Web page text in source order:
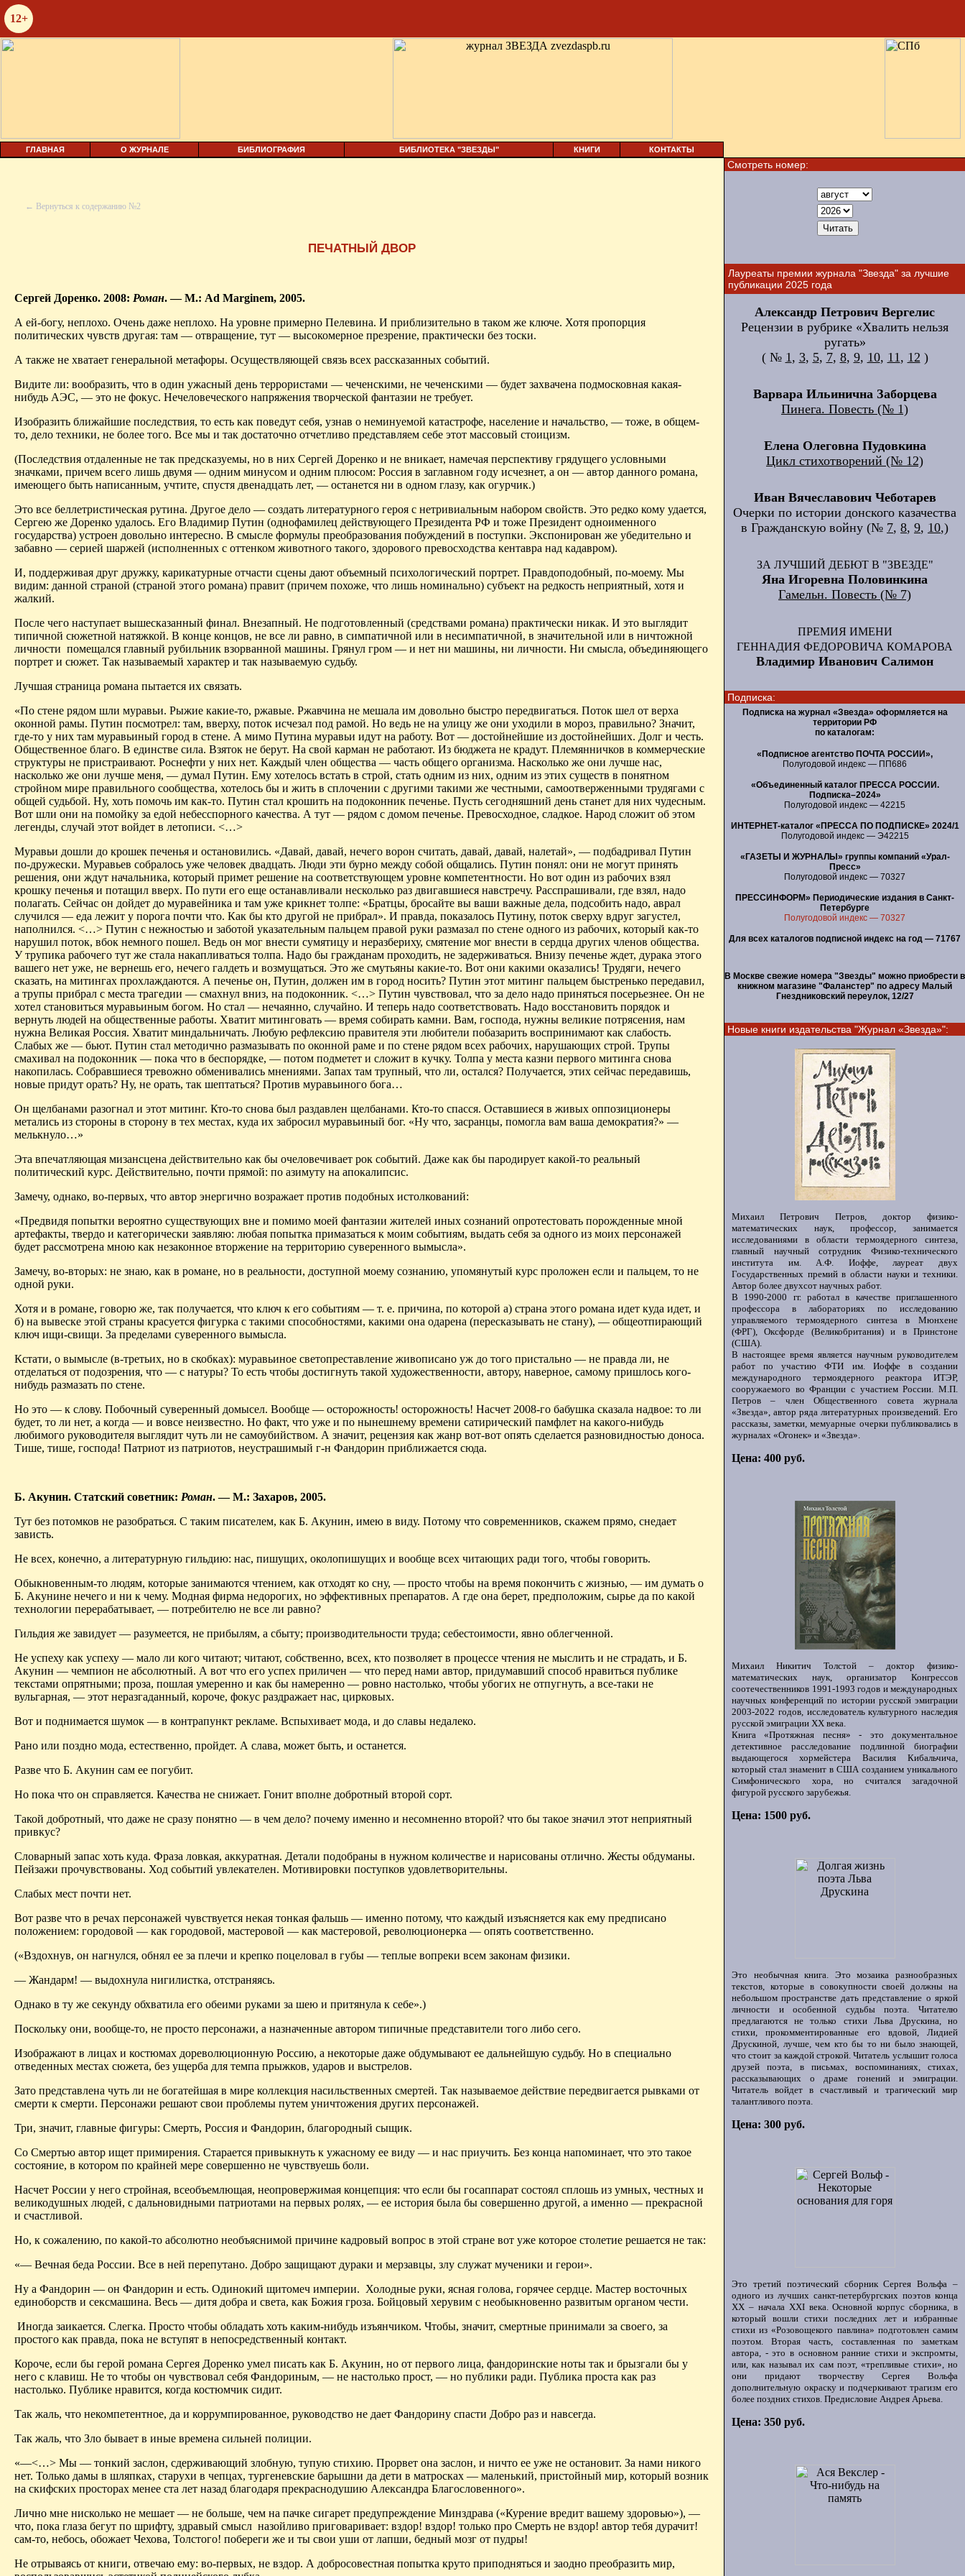
12+
ГЛАВНАЯ О ЖУРНАЛЕ БИБЛИОГРАФИЯ БИБЛИОТЕКА "ЗВЕЗДЫ" КНИГИ КОНТАКТЫ
← Вернуться к содержанию №2
ПЕЧАТНЫЙ ДВОР
Сергей Доренко. 2008: Роман. — М.: Ad Marginem, 2005.
А ей-богу, неплохо. Очень даже неплохо. На уровне примерно Пелевина. И приблизительно в таком же ключе. Хотя пропорция
политических чувств другая: там — отвращение, тут — высокомерное презрение, практически без тоски.
А также не хватает генеральной метафоры. Осуществляющей связь всех рассказанных событий.
Видите ли: вообразить, что в один ужасный день террористами — чечен­скими, не чеченскими — будет захвачена подмосковная какая-
нибудь АЭС, — это не фокус. Нечеловеческого напряжения творческой фантазии не требует.
Изобразить ближайшие последствия, то есть как поведут себя, узнав о неминуемой катастрофе, население и начальство, — тоже, в общем-
то, дело техники, не более того. Все мы и так достаточно отчетливо представляем себе этот массовый стоицизм.
(Последствия отдаленные не так предсказуемы, но в них Сергей Доренко и не вникает, намечая перспективу грядущего условными
значками, причем всего лишь двумя — одним минусом и одним плюсом: Россия в заглавном году исчезнет, а он — автор данного романа,
имеющего быть написанным, учтите, спустя двенадцать лет, — останется ни в одном глазу, как огурчик.)
Это все беллетристическая рутина. Другое дело — создать литературного героя с нетривиальным набором свойств. Это редко кому удается,
Сергею же Доренко удалось. Его Владимир Путин (однофамилец действующего Президента РФ и тоже Президент одноименного
государства) устроен довольно интересно. В смысле формулы преобразования побуждений в поступки. Экспонирован же убедительно и
забавно — серией шаржей (исполненных с оттенком животного такого, здорового превосходства кентавра над кадавром).
И, поддерживая друг дружку, карикатурные отчасти сцены дают объемный психологический портрет. Правдоподобный, по-моему. Мы
видим: данной страной (страной этого романа) правит (причем похоже, что лишь номинально) субъект на редкость неприятный, хотя и
жалкий.
После чего наступает вышесказанный финал. Внезапный. Не подготовленный (средствами романа) практически никак. И это выглядит
типичной сюжетной натяжкой. В конце концов, не все ли равно, в симпатичной или в несимпатичной, в значительной или в ничтожной
личности помещался главный рубильник взорванной машины. Грянул гром — и нет ни машины, ни личности. Ни смысла, объединяющего
портрет и сюжет. Так называемый характер и так называемую судьбу.
Лучшая страница романа пытается их связать.
«По стене рядом шли муравьи. Рыжие какие-то, ржавые. Ржавчина не мешала им довольно быстро передвигаться. Поток шел от верха
оконной рамы. Путин посмотрел: там, вверху, поток исчезал под рамой. Но ведь не на улицу же они уходили в мороз, правильно? Значит,
где-то у них там муравьиный город в стене. А мимо Путина муравьи идут на работу. Вот — достойнейшие из достойнейших. Долг и честь.
Общественное благо. В единстве сила. Взяток не берут. На свой карман не работают. Из бюджета не крадут. Племянничков в коммерческие
структуры не пристраивают. Роснефти у них нет. Каждый член общества — часть общего организма. Насколько же они лучше нас,
насколько же они лучше меня, — думал Путин. Ему хотелось встать в строй, стать одним из них, одним из этих существ в понятном
стройном мире правильного сообщества, хотелось бы и жить в сплочении с другими такими же честными, самоотверженными трудягами с
общей судьбой. Ну, хоть помочь им как-то. Путин стал крошить на подоконник печенье. Пусть сегодняшний день станет для них чудесным.
Вот шли они на помойку за едой небесспорного качества. А тут — рядом с домом печенье. Превосходное, сладкое. Народ сложит об этом
легенды, случай этот войдет в летописи. <…>
Муравьи дошли до крошек печенья и остановились. «Давай, давай, нечего ворон считать, давай, давай, налетай», — подбадривал Путин
по-дружески. Муравьев собралось уже человек двадцать. Люди эти бурно между собой общались. Путин понял: они не могут принять
решения, они ждут начальника, который примет решение на соответствующем уровне компетентности. Но вот один из рабочих взял
крошку печенья и потащил вверх. По пути его еще останавливали несколько раз двигавшиеся навстречу. Расспрашивали, где взял, надо
полагать. Сейчас он дойдет до муравейника и там уже крикнет толпе: «Братцы, бросайте вы ваши важные дела, подсобить надо, аврал
случился — еда лежит у порога почти что. Как бы кто другой не прибрал». И правда, показалось Путину, поток сверху вдруг загустел,
наполнился. <…> Путин с нежностью и заботой указательным пальцем правой руки размазал по стене одного из рабочих, который как-то
нарушил поток, вбок немного пошел. Ведь он мог внести сумятицу и неразбериху, смятение мог внести в сердца других членов общества.
У трупика рабочего тут же стала накапливаться толпа. Надо бы гражданам проходить, не задерживаться. Внизу печенье ждет, дурака этого
вашего нет уже, не вернешь его, нечего галдеть и возмущаться. Это же смутьяны какие-то. Вот они какими оказались! Трудяги, нечего
сказать, на митингах прохлаждаются. А печенье он, Путин, должен им в город носить? Путин этот митинг пальцем быстренько передавил,
а трупы прибрал с места трагедии — смахнул вниз, на подоконник. <…> Путин чувствовал, что за дело надо приняться посерьезнее. Он не
хотел становиться муравьиным богом. Но стал — нечаянно, случайно. И теперь надо соответствовать. Надо восстановить порядок и
вернуть людей на общественные работы. Хватит митинговать — время собирать камни. Вам, господа, нужны великие потрясения, нам
нужна Великая Россия. Хватит миндальничать. Любую рефлексию правителя эти любители побазарить воспринимают как слабость.
Слабых же — бьют. Путин стал методично размазывать по оконной раме и по стене рядом всех рабочих, нарушающих строй. Трупы
смахивал на подоконник — пока что в беспорядке, — потом подметет и сложит в кучку. Толпа у места казни первого митинга снова
накопилась. Собравшиеся тревожно обменивались мнениями. Запах там трупный, что ли, остался? Получается, этих сейчас передавишь,
новые придут орать? Ну, не орать, так шептаться? Против муравьиного бога…
Он щелбанами разогнал и этот митинг. Кто-то снова был раздавлен щелбанами. Кто-то спасся. Оставшиеся в живых оппозиционеры
метались из стороны в сторону в тех местах, куда их забросил муравьиный бог. «Ну что, засранцы, помогла вам ваша демократия?» —
мелькнуло…»
Эта впечатляющая мизансцена действительно как бы очеловечивает рок событий. Даже как бы пародирует какой-то реальный
политический курс. Действительно, почти прямой: по азимуту на апокалипсис.
Замечу, однако, во-первых, что автор энергично возражает против подобных истолкований:
«Предвидя попытки вероятно существующих вне и помимо моей фантазии жителей иных сознаний опротестовать порожденные мной
артефакты, твердо и категорически заявляю: любая попытка примазаться к моим событиям, выдать себя за одного из моих персонажей
будет рассмотрена мною как незаконное вторжение на территорию суверенного вымысла».
Замечу, во-вторых: не знаю, как в романе, но в реальности, доступной моему сознанию, упомянутый курс проложен если и пальцем, то не
одной руки.
Хотя и в романе, говорю же, так получается, что ключ к его событиям — т. е. причина, по которой а) страна этого романа идет куда идет, и
б) на вывеске этой страны красуется фигурка с такими способностями, какими она одарена (пересказывать не стану), — общеотпирающий
ключ ищи-свищи. За пределами суверенного вымысла.
Кстати, о вымысле (в-третьих, но в скобках): муравьиное светопреставление живописано уж до того пристально — не правда ли, не
отделаться от подозрения, что — с натуры? То есть чтобы достигнуть такой художественности, автору, наверное, самому пришлось кого-
нибудь размазать по стене.
Но это — к слову. Побочный суверенный домысел. Вообще — осторожность! осторожность! Насчет 2008-го бабушка сказала надвое: то ли
будет, то ли нет, а когда — и вовсе неизвестно. Но факт, что уже и по нынешнему времени сатирический памфлет на какого-нибудь
любимого руководителя выглядит чуть ли не самоубийством. А значит, рецензия как жанр вот-вот опять сделается разновидностью доноса.
Тише, тише, господа! Патриот из патриотов, неустрашимый г-н Фандорин приближается сюда.
Б. Акунин. Статский советник: Роман. — М.: Захаров, 2005.
Тут без потомков не разобраться. С таким писателем, как Б. Акунин, имею в виду. Потому что современников, скажем прямо, снедает
зависть.
Не всех, конечно, а литературную гильдию: нас, пишущих, околопишущих и вообще всех читающих ради того, чтобы говорить.
Обыкновенным-то людям, которые занимаются чтением, как отходят ко сну, — просто чтобы на время покончить с жизнью, — им думать о
Б. Акунине нечего и ни к чему. Модная фирма недорогих, но эффективных препаратов. А где она берет, предположим, сырье да по какой
технологии перерабатывает, — потребителю не все ли равно?
Гильдия же завидует — разумеется, не прибылям, а сбыту; производительности труда; себестоимости, явно облегченной.
Не успеху как успеху — мало ли кого читают; читают, собственно, всех, кто позволяет в процессе чтения не мыслить и не страдать, и Б.
Акунин — чемпион не абсолютный. А вот что его успех приличен — что перед нами автор, придумавший способ нравиться публике
текстами опрятными; проза, пошлая умеренно и как бы намеренно — ровно настолько, чтобы убогих не отпугнуть, а все-таки не
вульгарная, — этот неразгаданный, короче, фокус раздражает нас, цирковых.
Вот и поднимается шумок — в контрапункт рекламе. Вспыхивает мода, и до славы недалеко.
Рано или поздно мода, естественно, пройдет. А слава, может быть, и останется.
Разве что Б. Акунин сам ее погубит.
Но пока что он справляется. Качества не снижает. Гонит вполне добротный второй сорт.
Такой добротный, что даже не сразу понятно — в чем дело? почему именно и несомненно второй? что бы такое значил этот неприятный
привкус?
Словарный запас хоть куда. Фраза ловкая, аккуратная. Детали подобраны в нужном количестве и нарисованы отлично. Жесты обдуманы.
Пейзажи прочувствованы. Ход событий увлекателен. Мотивировки поступков удовлетворительны.
Слабых мест почти нет.
Вот разве что в речах персонажей чувствуется некая тонкая фальшь — именно потому, что каждый изъясняется как ему предписано
положением: городовой — как городовой, мастеровой — как мастеровой, революционерка — опять соответственно.
(«Вздохнув, он нагнулся, обнял ее за плечи и крепко поцеловал в губы — теплые вопреки всем законам физики.
— Жандарм! — выдохнула нигилистка, отстраняясь.
Однако в ту же секунду обхватила его обеими руками за шею и притянула к себе».)
Поскольку они, вообще-то, не просто персонажи, а назначенные автором типичные представители того либо сего.
Изображают в лицах и костюмах дореволюционную Россию, а некоторые даже обдумывают ее дальнейшую судьбу. Но в специально
отведенных местах сюжета, без ущерба для темпа прыжков, ударов и выстрелов.
Зато представлена чуть ли не богатейшая в мире коллекция насильственных смертей. Так называемое действие передвигается рывками от
смерти к смерти. Персонажи решают свои проблемы путем уничтожения других персонажей.
Три, значит, главные фигуры: Смерть, Россия и Фандорин, благородный сыщик.
Со Смертью автор ищет примирения. Старается привыкнуть к ужасному ее виду — и нас приучить. Без конца напоминает, что это такое
состояние, в котором по крайней мере совершенно не чувствуешь боли.
Насчет России у него стройная, всеобъемлющая, неопровержимая концепция: что если бы госаппарат состоял сплошь из умных, честных и
великодушных людей, с дальновидными патриотами на первых ролях, — ее история была бы совершенно другой, а именно — прекрасной
и счастливой.
Но, к сожалению, по какой-то абсолютно необъяснимой причине кадровый вопрос в этой стране вот уже которое столетие решается не так:
«— Вечная беда России. Все в ней перепутано. Добро защищают дураки и мерзавцы, злу служат мученики и герои».
Ну а Фандорин — он Фандорин и есть. Одинокий щитомеч империи. Холодные руки, ясная голова, горячее сердце. Мастер восточных
единоборств и секс­машина. Весь — дитя добра и света, как Божия гроза. Бойцовый херувим с необыкновенно развитым органом чести.
Иногда заикается. Слегка. Просто чтобы обладать хоть каким-нибудь изъянчиком. Чтобы, значит, смертные принимали за своего, за
простого как правда, пока не вступят в непосредственный контакт.
Короче, если бы герой романа Сергея Доренко умел писать как Б. Акунин, но от первого лица, фандоринские ноты так и брызгали бы у
него с клавиш. Не то чтобы он чувствовал себя Фандориным, — не настолько прост, — но публики ради. Публика проста как раз
настолько. Публике нравится, когда костюмчик сидит.
Так жаль, что некомпетентное, да и коррумпированное, руководство не дает Фандорину спасти Добро раз и навсегда.
Так жаль, что Зло бывает в иные времена сильней полиции.
«—<…> Мы — тонкий заслон, сдерживающий злобную, тупую стихию. Прорвет она заслон, и ничто ее уже не остановит. За нами никого
нет. Только дамы в шляпках, старухи в чепцах, тургеневские барышни да дети в матросках — маленький, пристойный мир, который возник
на скифских просторах менее ста лет назад благодаря прекраснодушию Александра Благословенного».
Лично мне нисколько не мешает — не больше, чем на пачке сигарет предупреждение Минздрава («Курение вредит вашему здоровью»), —
что, пока глаза бегут по шрифту, здравый смысл назойливо приговаривает: вздор! вздор! только про Смерть не вздор! автор тебя дурачит!
cам-то, небось, обожает Чехова, Толстого! побереги же и ты свои уши от лапши, бедный мозг от пудры!
Не отрываясь от книги, отвечаю ему: во-первых, не вздор. А добросовестная попытка круто приподняться и заодно преобразить мир,
Смотреть номер:
Лауреаты премии журнала "Звезда" за лучшие
публикации 2025 года
Александр Петрович Вергелис
Рецензии в рубрике «Хвалить нельзя
ругать»
( № 1, 3, 5, 7, 8, 9, 10, 11, 12 )
Варвара Ильинична Заборцева
Пинега. Повесть (№ 1)
Елена Олеговна Пудовкина
Цикл стихотворений (№ 12)
Иван Вячеславович Чеботарев
Очерки по истории донского казачества
в Гражданскую войну (№ 7, 8, 9, 10,)
ЗА ЛУЧШИЙ ДЕБЮТ В "ЗВЕЗДЕ"
Яна Игоревна Половинкина
Гамельн. Повесть (№ 7)
ПРЕМИЯ ИМЕНИ
ГЕННАДИЯ ФЕДОРОВИЧА КОМАРОВА
Владимир Иванович Салимон
Подписка:
Подписка на журнал «Звезда» оформляется на
территории РФ
по каталогам:
«Подписное агентство ПОЧТА РОССИИ»,
Полугодовой индекс — ПП686
«Объединенный каталог ПРЕССА РОССИИ.
Подписка–2024»
Полугодовой индекс — 42215
ИНТЕРНЕТ-каталог «ПРЕССА ПО ПОДПИСКЕ» 2024/1
Полугодовой индекс — Э42215
«ГАЗЕТЫ И ЖУРНАЛЫ» группы компаний «Урал-
Пресс»
Полугодовой индекс — 70327
ПРЕССИНФОРМ» Периодические издания в Санкт-
Петербурге
Полугодовой индекс — 70327
Для всех каталогов подписной индекс на год — 71767
В Москве свежие номера "Звезды" можно приобрести в
книжном магазине "Фаланстер" по адресу Малый
Гнездниковский переулок, 12/27
Новые книги издательства "Журнал «Звезда»":
Михаил Петрович Петров, доктор физико-
математических наук, профессор, занимается
исследованиями в области термоядерного синтеза,
главный научный сотрудник Физико-технического
института им. А.Ф. Иоффе, лауреат двух
Государственных премий в области науки и техники.
Автор более двухсот научных работ.
В 1990-2000 гг. работал в качестве приглашенного
профессора в лабораториях по исследованию
управляемого термоядерного синтеза в Мюнхене
(ФРГ), Оксфорде (Великобритания) и в Принстоне
(США).
В настоящее время является научным руководителем
работ по участию ФТИ им. Иоффе в создании
международного термоядерного реактора ИТЭР,
сооружаемого во Франции с участием России. М.П.
Петров – член Общественного совета журнала
«Звезда», автор ряда литературных произведений. Его
рассказы, заметки, мемуарные очерки публиковались в
журналах «Огонек» и «Звезда».
Цена: 400 руб.
Михаил Никитич Толстой – доктор физико-
математических наук, организатор Конгрессов
соотечественников 1991-1993 годов и международных
научных конференций по истории русской эмиграции
2003-2022 годов, исследователь культурного наследия
русской эмиграции ХХ века.
Книга «Протяжная песня» - это документальное
детективное расследование подлинной биографии
выдающегося хормейстера Василия Кибальчича,
который стал знаменит в США созданием уникального
Симфонического хора, но считался загадочной
фигурой русского зарубежья.
Цена: 1500 руб.
Это необычная книга. Это мозаика разнообразных
текстов, которые в совокупности своей должны на
небольшом пространстве дать представление о яркой
личности и особенной судьбы поэта. Читателю
предлагаются не только стихи Льва Друскина, но
стихи, прокомментированные его вдовой, Лидией
Друскиной, лучше, чем кто бы то ни было знающей,
что стоит за каждой строкой. Читатель услышит голоса
друзей поэта, в письмах, воспоминаниях, стихах,
рассказывающих о драме гонений и эмиграции.
Читатель войдет в счастливый и трагический мир
талантливого поэта.
Цена: 300 руб.
Это третий поэтический сборник Сергея Вольфа –
одного из лучших санкт-петербургских поэтов конца
ХХ – начала XXI века. Основной корпус сборника, в
который вошли стихи последних лет и избранные
стихи из «Розовощекого павлина» подготовлен самим
поэтом. Вторая часть, составленная по заметкам
автора, - это в основном ранние стихи и экспромты,
или, как называл их сам поэт, «трепливые стихи», но
они придают творчеству Сергея Вольфа
дополнительную окраску и подчеркивают трагизм его
более поздних стихов. Предисловие Андрея Арьева.
Цена: 350 руб.